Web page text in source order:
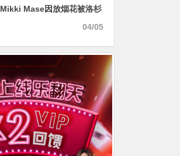
Mikki Mase因放烟花被洛杉
04/05